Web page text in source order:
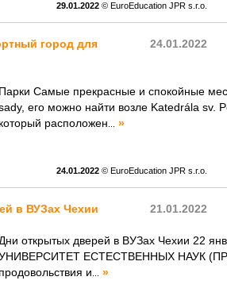
29.01.2022 © EuroEducation JPR s.r.o.
24.01.2022
город для
Парки Самые прекрасные и спокойные
его можно найти возле Katedrála sv.
который расположен
»
24.01.2022 © EuroEducation JPR s.r.o.
21.01.2022
в ВУЗах Чехии
Дни открытых дверей в ВУЗах Чехии 22
ЕСТЕСТВЕННЫХ НАУК
продовольствия и
»